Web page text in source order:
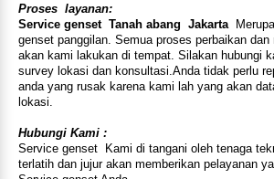
Proses layanan:
Service genset Tanah abang Jakarta
genset panggilan. Semua proses perbaikan
akan kami lakukan di tempat. Silakan hubungi
survey lokasi dan konsultasi.Anda tidak perlu
anda yang rusak karena kami lah yang akan
lokasi.
Hubungi Kami :
Service genset Kami di tangani oleh tenaga
terlatih dan jujur akan memberikan pelayanan